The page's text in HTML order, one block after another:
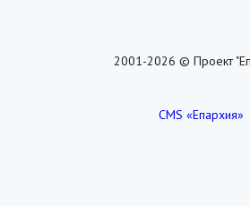
2001-2026 © Проект
CMS «Епархия»